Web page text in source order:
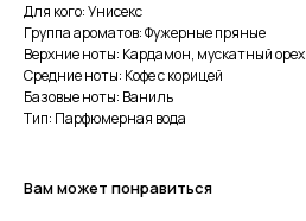
Для кого: Унисекс
Группа ароматов: Фужерные пряные
Верхние ноты: Кардамон, мускатный орех
Средние ноты: Кофе с корицей
Базовые ноты: Ваниль
Тип: Парфюмерная вода
Вам может понравиться